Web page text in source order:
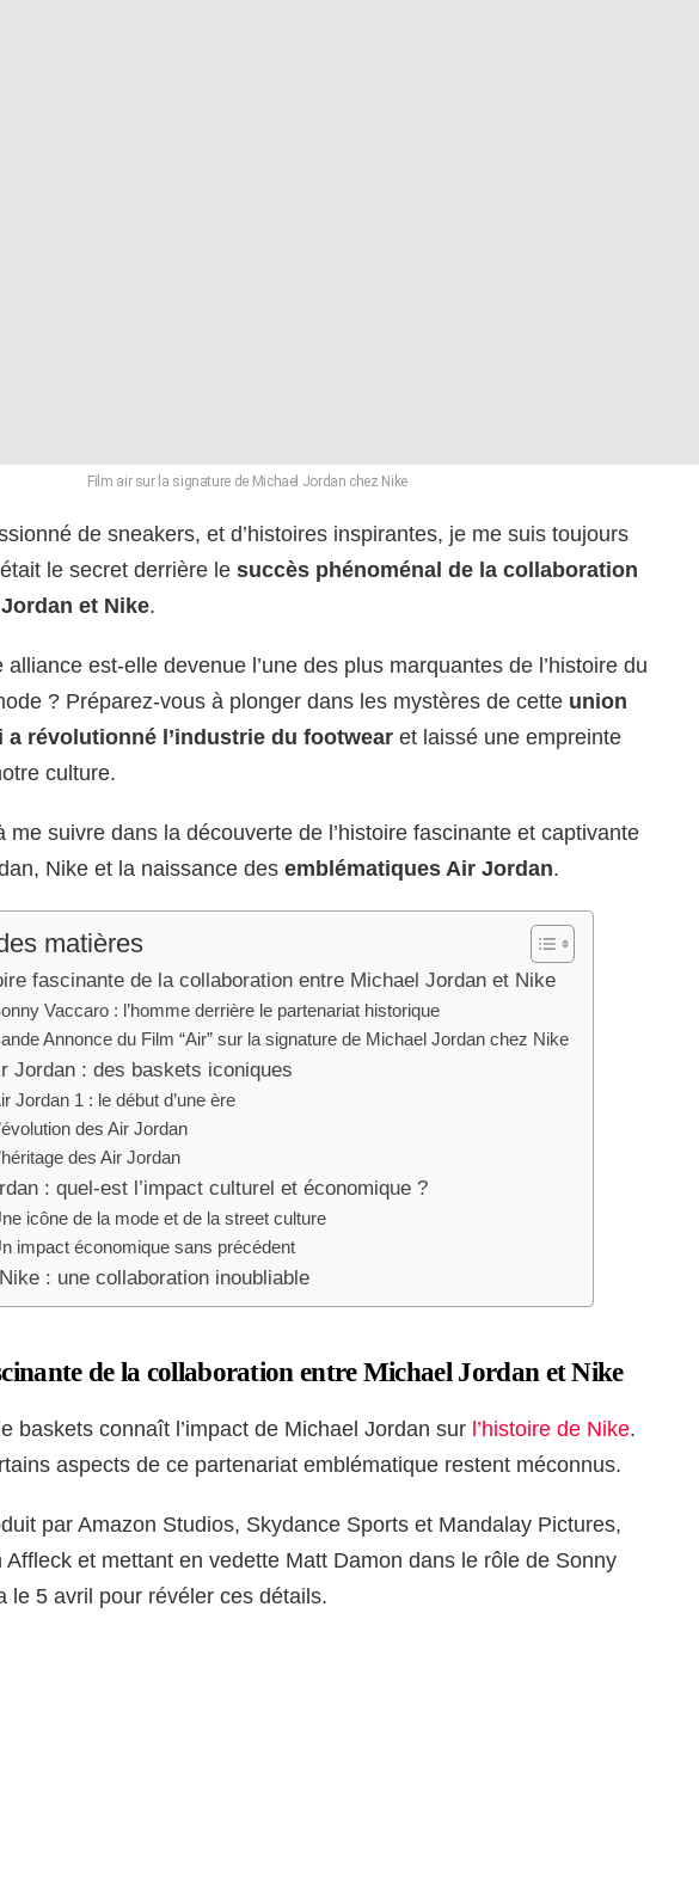
Film air sur la signature de Michael Jordan chez Nike
de sneakers, et d’histoires inspirantes, je me suis toujours
le secret derrière le succès phénoménal de la collaboration
et Nike.
alliance est-elle devenue l’une des plus marquantes de l’histoire du
? Préparez-vous à plonger dans les mystères de cette union
a révolutionné l’industrie du footwear et laissé une empreinte
culture.
me suivre dans la découverte de l’histoire fascinante et captivante
Nike et la naissance des emblématiques Air Jordan.
matières
fascinante de la collaboration entre Michael Jordan et Nike
Vaccaro : l’homme derrière le partenariat historique
Annonce du Film “Air” sur la signature de Michael Jordan chez Nike
Jordan : des baskets iconiques
Jordan 1 : le début d’une ère
des Air Jordan
des Air Jordan
: quel-est l’impact culturel et économique ?
icône de la mode et de la street culture
impact économique sans précédent
: une collaboration inoubliable
de la collaboration entre Michael Jordan et Nike
baskets connaît l’impact de Michael Jordan sur l’histoire de Nike.
aspects de ce partenariat emblématique restent méconnus.
par Amazon Studios, Skydance Sports et Mandalay Pictures,
Affleck et mettant en vedette Matt Damon dans le rôle de Sonny
le 5 avril pour révéler ces détails.